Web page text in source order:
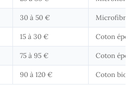
30 à 50 € Microfibre
15 à 30 € Coton
75 à 95 € Coton
90 à 120 € Coton bio